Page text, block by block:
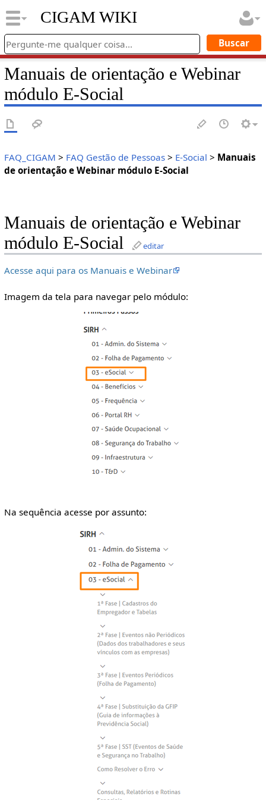
CIGAM WIKI
Manuais de orientação e Webinar
módulo E-Social
FAQ_CIGAM > FAQ Gestão de Pessoas> E-Social > Manuais
de orientação e Webinar módulo E-Social
Manuais de orientação e Webinar
módulo E-Social
editar
Acesse aqui para os Manuais e Webinar
Imagem da tela para navegar pelo módulo:
Na sequência acesse por assunto: